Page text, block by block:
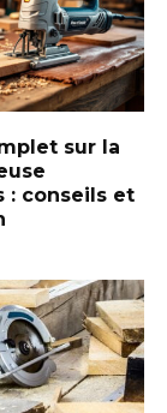
sur la
: conseils et